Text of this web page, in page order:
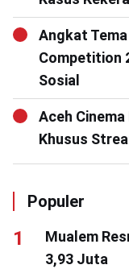
Angkat
Competition
Sosial
Aceh
Khusus
Populer
Mualem
3,93 Juta